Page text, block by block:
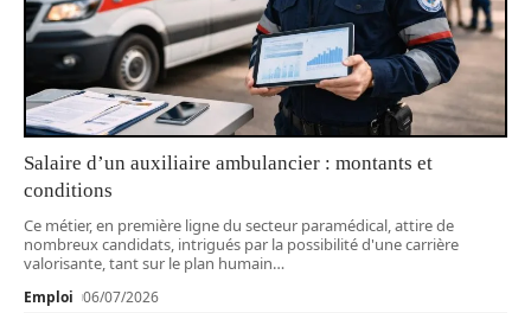
Salaire d’un auxiliaire ambulancier : montants et
conditions
Ce métier, en première ligne du secteur paramédical, attire de
nombreux candidats, intrigués par la possibilité d'une carrière
valorisante, tant sur le plan humain…
Emploi 06/07/2026